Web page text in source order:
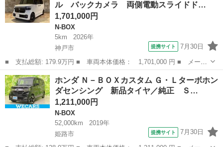
■...
ル バックカメラ 両側電動スライドド…
1,701,000円
N-BOX
5km
2026年
神戸市
提携サイト 7月30日
■ 支払総額: 179.9万円 ■ 車両本体価格： 1,701,000 円 ■ メーカ
ー名： ホンダ ■ 車種名： Ｎ－ＢＯＸカスタム ■ グレード
名： ブラックスタイル バックカメラ 両側電動スライドドア ク
リアランスソ...
兵庫 神戸市 N-BOX
ホンダ Ｎ－ＢＯＸカスタム Ｇ・Ｌターボホン
ダセンシング 新品タイヤ／純正 Ｓ…
1,211,000円
N-BOX
52,000km
2019年
姫路市
提携サイト 7月30日